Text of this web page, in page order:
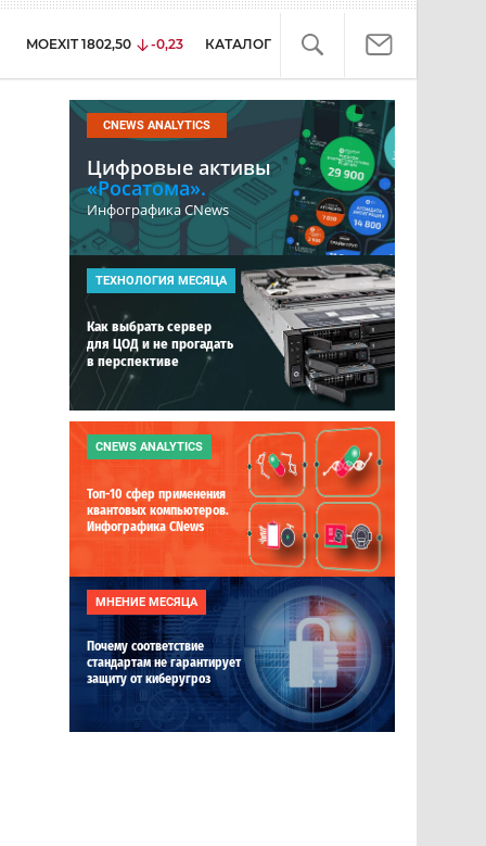
MOEXIT 1802,50 -0,23 КАТАЛОГ
CNEWS ANALYTICS
Цифровые активы
«Росатома».
Инфографика CNews
ТЕХНОЛОГИЯ МЕСЯЦА
Как выбрать сервер
для ЦОД и не прогадать
в перспективе
CNEWS ANALYTICS
Топ-10 сфер применения
квантовых компьютеров.
Инфографика CNews
МНЕНИЕ МЕСЯЦА
Почему соответствие
стандартам не гарантирует
защиту от киберугроз